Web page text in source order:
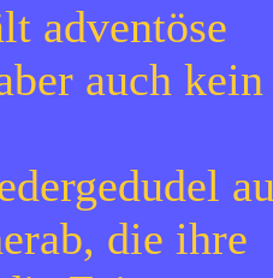
adventöse
auch kein
die ihre